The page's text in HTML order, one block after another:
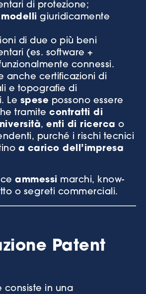
di protezione;
giuridicamente
di due o più beni
(es. software +
connessi.
anche certificazioni di
e topografie di
Le spese possono essere
tramite contratti di
, enti di ricerca o
purché i rischi tecnici
a carico dell’impresa
ammessi marchi, know-
o segreti commerciali.
Patent
consiste in una